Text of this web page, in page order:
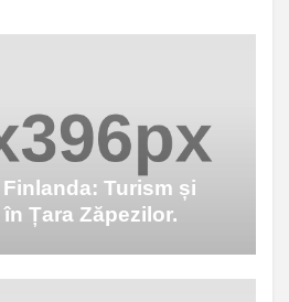
Turism și
Țara Zăpezilor.